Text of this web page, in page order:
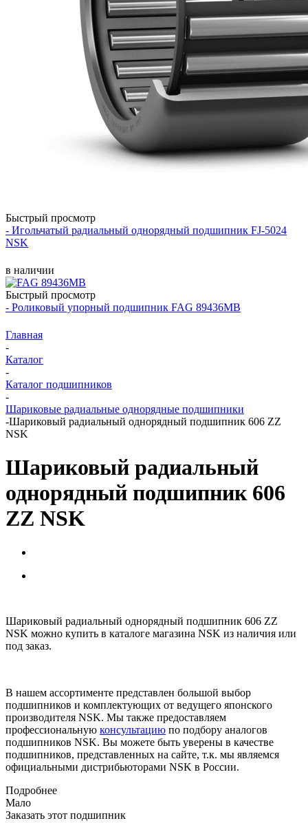
Быстрый просмотр
- Игольчатый радиальный однорядный подшипник FJ-5024
NSK
в наличии
Быстрый просмотр
- Роликовый упорный подшипник FAG 89436MB
Главная
-
Каталог
-
Каталог подшипников
-
Шариковые радиальные однорядные подшипники
-Шариковый радиальный однорядный подшипник 606 ZZ
NSK
Шариковый радиальный
однорядный подшипник 606
ZZ NSK
Шариковый радиальный однорядный подшипник 606 ZZ
NSK можно купить в каталоге магазина NSK из наличия или
под заказ.
В нашем ассортименте представлен большой выбор
подшипников и комплектующих от ведущего японского
производителя NSK. Мы также предоставляем
профессиональную консультацию по подбору аналогов
подшипников NSK. Вы можете быть уверены в качестве
подшипников, представленных на сайте, т.к. мы являемся
официальными дистрибьюторами NSK в России.
Подробнее
Мало
Заказать этот подшипник